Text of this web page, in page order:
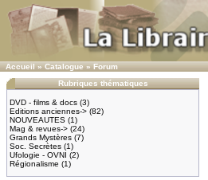
Accueil»Catalogue»Forum
Rubriques thématiques
DVD - films & docs (3)
Editions anciennes-> (82)
NOUVEAUTES (1)
Mag & revues-> (24)
Grands Mystères (7)
Soc. Secrètes (1)
Ufologie - OVNI (2)
Régionalisme (1)